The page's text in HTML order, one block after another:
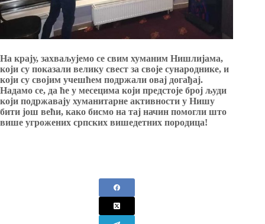
На крају, захваљујемо се свим хуманим Нишлијама,
који су показали велику свест за своје сународнике, и
који су својим учешћем подржали овај догађај.
Надамо се, да ће у месецима који предстоје број људи
који подржавају хуманитарне активности у Нишу
бити још већи, како бисмо на тај начин помогли што
више угрожених српских вишедетних породица!